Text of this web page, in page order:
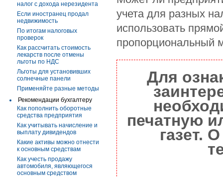
налог с дохода нерезидента
Если иностранец продал
недвижимость
По итогам налоговых
проверок
Как рассчитать стоимость
лекарств после отмены
льготы по НДС
Льготы для установивших
солнечные панели
Применяйте разные методы
Рекомендации бухгалтеру
Как пополнить оборотные
средства предприятия
Как учитывать начисление и
выплату дивидендов
Какие активы можно отнести
к основным средствам
Как учесть продажу
автомобиля, являющегося
основным средством
учета для разных
использовать
пропорциональный
Для
печатную
газет.